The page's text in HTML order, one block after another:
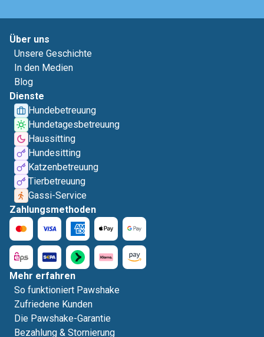
Über uns
Unsere Geschichte
In den Medien
Blog
Dienste
Hundebetreuung
Hundetagesbetreuung
Haussitting
Hundesitting
Katzenbetreuung
Tierbetreuung
Gassi-Service
Zahlungsmethoden
Mehr erfahren
So funktioniert Pawshake
Zufriedene Kunden
Die Pawshake-Garantie
Bezahlung & Stornierung